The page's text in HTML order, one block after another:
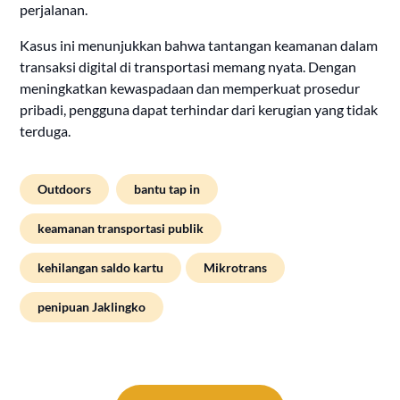
perjalanan.
Kasus ini menunjukkan bahwa tantangan keamanan dalam
transaksi digital di transportasi memang nyata. Dengan
meningkatkan kewaspadaan dan memperkuat prosedur
pribadi, pengguna dapat terhindar dari kerugian yang tidak
terduga.
Outdoors bantu tap in
keamanan transportasi publik
kehilangan saldo kartu Mikrotrans
penipuan Jaklingko